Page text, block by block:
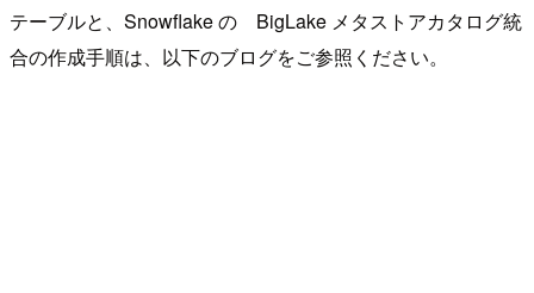
テーブルと、Snowflake の BigLake メタストアカタログ統
合の作成手順は、以下のブログをご参照ください。